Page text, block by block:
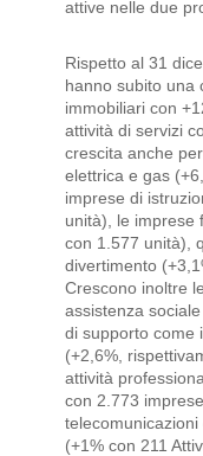
attive nelle due
Rispetto al 31
hanno subito una
immobiliari con
attività di servizi
crescita anche
elettrica e gas
imprese di
unità), le imprese
con 1.577 unità),
divertimento
Crescono inoltre
assistenza
di supporto come
(+2,6%,
attività
con 2.773
(+1% con 211